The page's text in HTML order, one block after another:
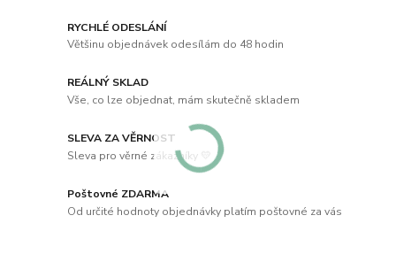
RYCHLÉ ODESLÁNÍ
Většinu objednávek odesílám do 48 hodin
REÁLNÝ SKLAD
Vše, co lze objednat, mám skutečně skladem
SLEVA ZA VĚRNOST
Sleva pro věrné zákazníky 💛
Poštovné ZDARMA
Od určité hodnoty objednávky platím poštovné za vás